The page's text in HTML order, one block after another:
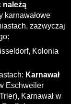
należą
karnawałowe
zazwyczaj
Kolonia
Karnawał
Eschweiler
Karnawał w